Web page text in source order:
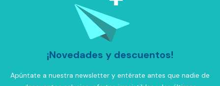
¡Novedades y descuentos!
Apúntate a nuestra newsletter y entérate antes que nadie de